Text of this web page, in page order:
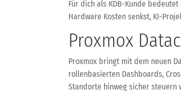
Für dich als KDB-Kunde
Hardware Kosten senkst, KI-
Proxmox
Proxmox bringt mit dem neuen
rollenbasierten Dashboards,
Standorte hinweg sicher steuern